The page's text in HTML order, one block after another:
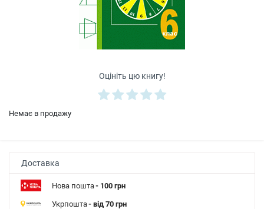
Оцініть цю книгу!
Немає в продажу
Доставка
Нова пошта- 100 грн
Укрпошта- від 70 грн